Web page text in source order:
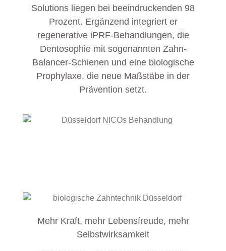
Solutions liegen bei beeindruckenden 98
Prozent. Ergänzend integriert er
regenerative iPRF-Behandlungen, die
Dentosophie mit sogenannten Zahn-
Balancer-Schienen und eine biologische
Prophylaxe, die neue Maßstäbe in der
Prävention setzt.
Mehr Kraft, mehr Lebensfreude, mehr
Selbstwirksamkeit